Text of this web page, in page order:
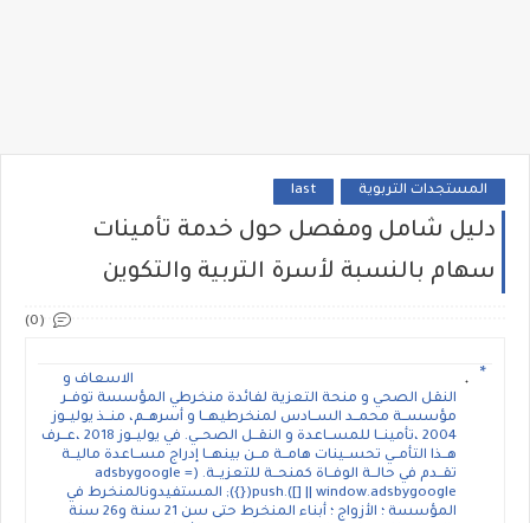
المستجدات التربوية last
دليل شامل ومفصل حول خدمة تأمينات
سهام بالنسبة لأسرة التربية والتكوين
(0)
الاسعاف و
النقل الصحي و منحة التعزية لفائدة منخرطي المؤسسة توفــر
مؤسســة محمــد الســادس لمنخرطيهــا و أسرهــم، منــذ يوليــوز
2004 ،تأمينــا للمســاعدة و النقــل الصحــي. في يوليــوز 2018 ،عــرف
هــذا التأمــي تحســينات هامــة مــن بينهــا إدراج مســاعدة ماليــة
تقــدم في حالــة الوفــاة كمنحــة للتعزيــة. (adsbygoogle =
window.adsbygoogle || []).push({}); المستفيدونالمنخرط في
المؤسسة ؛ الأزواج ؛ أبناء المنخرط حتى سن 21 سنة و26 سنة